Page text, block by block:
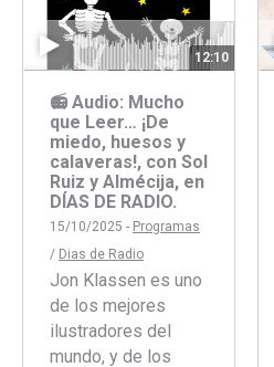
12:10
📻 Audio: Mucho
que Leer… ¡De
miedo, huesos y
calaveras!, con Sol
Ruiz y Almécija, en
DÍAS DE RADIO.
15/10/2025 - Programas
/ Dias de Radio
Jon Klassen es uno
de los mejores
ilustradores del
mundo, y de los